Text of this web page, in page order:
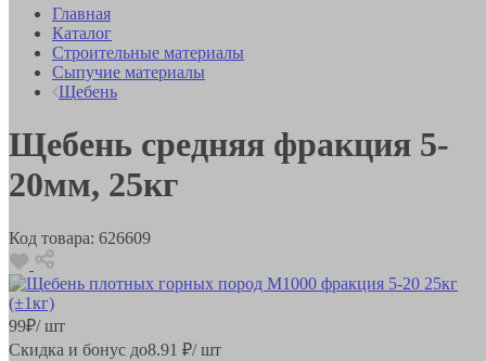
Главная
Каталог
Строительные материалы
Сыпучие материалы
Щебень
Щебень средняя фракция 5-
20мм, 25кг
Код товара: 626609
99₽/ шт
Скидка и бонус до8.91 ₽/ шт